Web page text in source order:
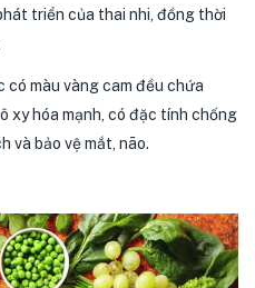
triển của thai nhi, đồng thời
có màu vàng cam đều chứa
xy hóa mạnh, có đặc tính chống
và bảo vệ mắt, não.